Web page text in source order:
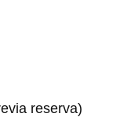
reserva)